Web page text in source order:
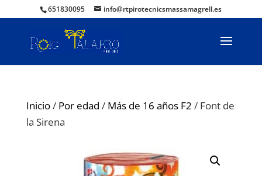
651830095 info@rtpirotecnicsmassamagrell.es
Inicio/ Por edad / Más de 16 años F2 / Font de
la Sirena